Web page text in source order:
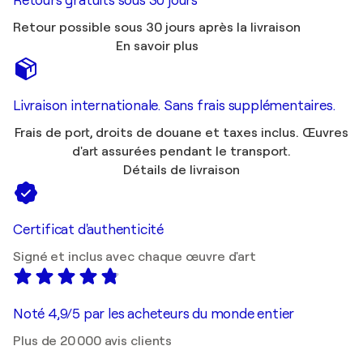
Retour possible sous 30 jours après la livraison
En savoir plus
Livraison internationale. Sans frais supplémentaires.
Frais de port, droits de douane et taxes inclus. Œuvres
d'art assurées pendant le transport.
Détails de livraison
Certificat d'authenticité
Signé et inclus avec chaque œuvre d'art
Noté 4,9/5 par les acheteurs du monde entier
Plus de 20 000 avis clients